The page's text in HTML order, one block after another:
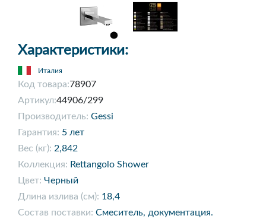
Характеристики:
Италия
Код товара:78907
Артикул:44906/299
Производитель: Gessi
Гарантия: 5 лет
Вес (кг): 2,842
Коллекция: Rettangolo Shower
Цвет: Черный
Длина излива (см): 18,4
Состав поставки: Смеситель, документация.